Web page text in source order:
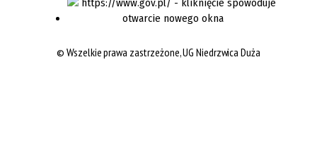
©Wszelkie prawa zastrzeżone, UG Niedrzwica Duża